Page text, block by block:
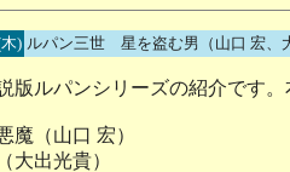
) ルパン三世 星を盗む男（山口 宏、
版ルパンシリーズの紹介です
魔（山口 宏）
大出光貴）